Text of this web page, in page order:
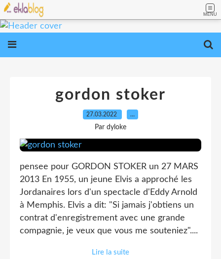
MENU
gordon stoker
27.03.2022 …
Par dyloke
pensee pour GORDON STOKER un 27 MARS
2013 En 1955, un jeune Elvis a approché les
Jordanaires lors d'un spectacle d'Eddy Arnold
à Memphis. Elvis a dit: "Si jamais j'obtiens un
contrat d'enregistrement avec une grande
compagnie, je veux que vous me souteniez"....
Lire la suite